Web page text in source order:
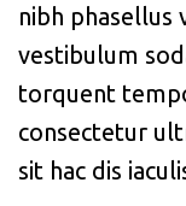
nibh phasellus
vestibulum
torquent
consectetur
sit hac dis